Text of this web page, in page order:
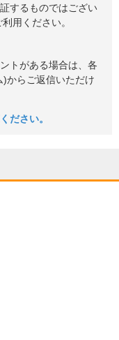
するものではござい
用ください。
トがある場合は、各
からご返信いただけ
ださい。